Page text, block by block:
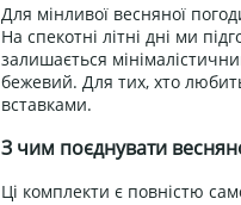
Для мінливої весняної
На спекотні літні дні ми
залишається
бежевий. Для тих, хто
вставками.
З чим поєднувати
Ці комплекти є повністю